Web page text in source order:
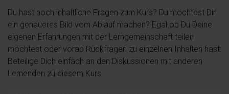
Du hast noch inhaltliche Fragen zum Kurs? Du möchtest Dir
ein genaueres Bild vom Ablauf machen? Egal ob Du Deine
eigenen Erfahrungen mit der Lerngemeinschaft teilen
möchtest oder vorab Rückfragen zu einzelnen Inhalten hast:
Beteilige Dich einfach an den Diskussionen mit anderen
Lernenden zu diesem Kurs.